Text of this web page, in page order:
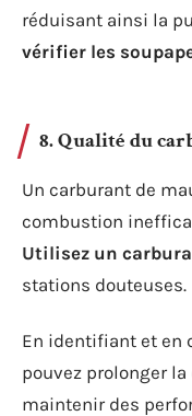
réduisant ainsi la
vérifier les
8. Qualité du
Un carburant de
combustion
Utilisez un
stations douteuses.
En identifiant et en
pouvez prolonger
maintenir des